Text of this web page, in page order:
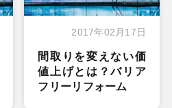
2017年02月17日
間取りを変えない価
値上げとは？バリア
フリーリフォーム